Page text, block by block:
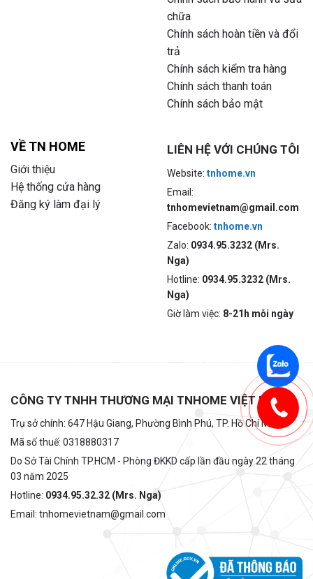
chữa
Chính sách hoàn tiền và đổi
trả
Chính sách kiểm tra hàng
Chính sách thanh toán
Chính sách bảo mật
VỀ TN HOME
Giới thiệu
Hệ thống cửa hàng
Đăng ký làm đại lý
LIÊN HỆ VỚI CHÚNG TÔI
Website: tnhome.vn
Email:
tnhomevietnam@gmail.com
Facebook: tnhome.vn
Zalo: 0934.95.3232 (Mrs.
Nga)
Hotline: 0934.95.3232 (Mrs.
Nga)
Giờ làm việc: 8-21h mỗi ngày
CÔNG TY TNHH THƯƠNG MẠI TNHOME VIỆT NAM
Trụ sở chính: 647 Hậu Giang, Phường Bình Phú, TP. Hồ Chí Minh
Mã số thuế: 0318880317
Do Sở Tài Chính TP.HCM - Phòng ĐKKD cấp lần đầu ngày 22 tháng
03 năm 2025
Hotline: 0934.95.32.32 (Mrs. Nga)
Email: tnhomevietnam@gmail.com